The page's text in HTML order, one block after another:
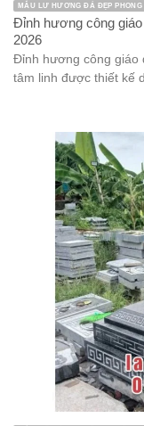
MẪU LƯ HƯƠNG ĐÁ ĐẸP
Đỉnh hương công
2026
Đỉnh hương công giáo
tâm linh được thiết kế